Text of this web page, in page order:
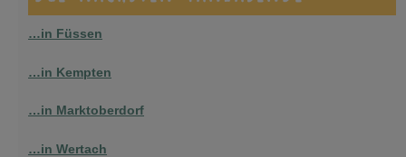
…in Füssen
…in Kempten
…in Marktoberdorf
…in Wertach